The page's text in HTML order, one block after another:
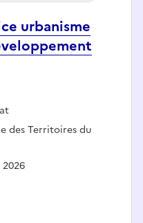
urbanisme
des Territoires du
de service